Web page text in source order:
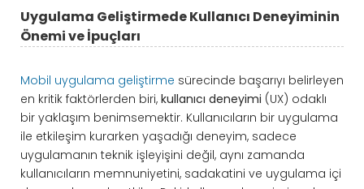
Uygulama Geliştirmede Kullanıcı Deneyiminin
Önemi ve İpuçları
Mobil uygulama geliştirme sürecinde başarıyı belirleyen
en kritik faktörlerden biri, kullanıcı deneyimi (UX) odaklı
bir yaklaşım benimsemektir. Kullanıcıların bir uygulama
ile etkileşim kurarken yaşadığı deneyim, sadece
uygulamanın teknik işleyişini değil, aynı zamanda
kullanıcıların memnuniyetini, sadakatini ve uygulama içi